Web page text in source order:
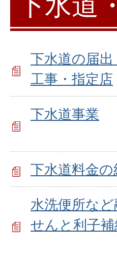
下水道の届出
工事・指定店
下水道事業
下水道料金の
水洗便所など
せんと利子補